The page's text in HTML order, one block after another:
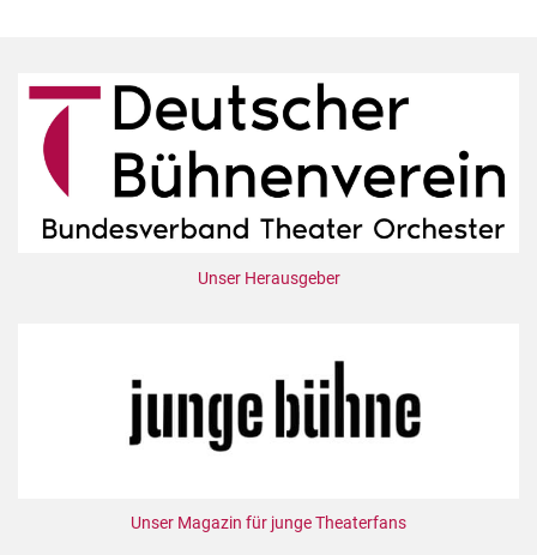
Unser Herausgeber
Unser Magazin für junge Theaterfans